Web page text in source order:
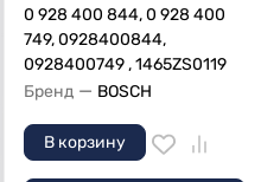
0 928 400 844, 0 928 400
749, 0928400844,
0928400749 , 1465ZS0119
Бренд — BOSCH
В корзину